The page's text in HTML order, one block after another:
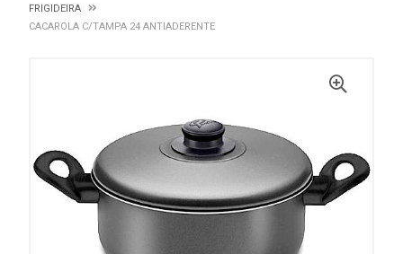
FRIGIDEIRA
CACAROLA C/TAMPA 24 ANTIADERENTE